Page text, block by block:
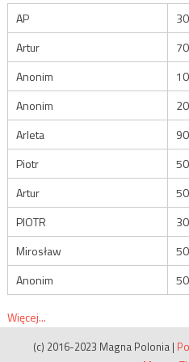
AP
30
Artur
70
Anonim
Anonim
Arleta
90
Piotr
Artur
50
PIOTR
30
Mirosław
Anonim
50
Więcej...
(c) 2016-2023 Magna Polonia |